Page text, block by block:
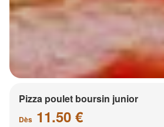
Pizza poulet boursin junior
Dès 11.50 €